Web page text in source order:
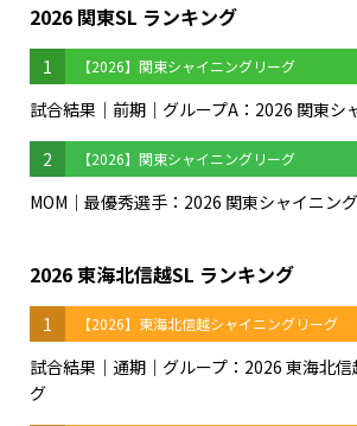
2026 関東SL ランキング
1 【2026】関東シャイニングリーグ
試合結果｜前期｜グループA：2026 関東シ
2 【2026】関東シャイニングリーグ
MOM｜最優秀選手：2026 関東シャイニン
2026 東海北信越SL ランキング
1 【2026】東海北信越シャイニングリーグ
試合結果｜通期｜グループ：2026 東海北
グ